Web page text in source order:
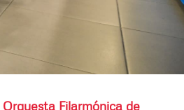
Orquesta Filarmónica de